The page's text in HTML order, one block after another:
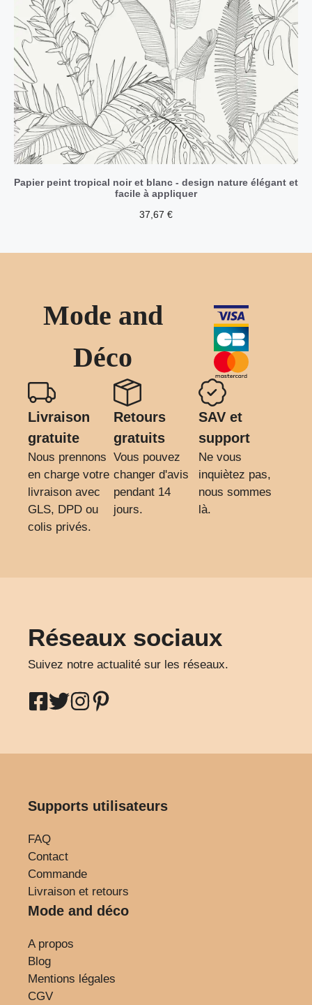
Papier peint tropical noir et blanc - design nature élégant et
facile à appliquer
37,67 €
Mode and
Déco
Livraison
gratuite
Nous prennons
en charge votre
livraison avec
GLS, DPD ou
colis privés.
Retours
gratuits
Vous pouvez
changer d'avis
pendant 14
jours.
SAV et
support
Ne vous
inquiètez pas,
nous sommes
là.
Réseaux sociaux
Suivez notre actualité sur les réseaux.
Supports utilisateurs
FAQ
Contact
Commande
Livraison et retours
Mode and déco
A propos
Blog
Mentions légales
CGV